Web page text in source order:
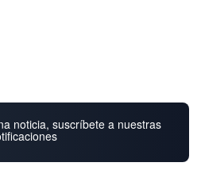
noticia, suscríbete a nuestras